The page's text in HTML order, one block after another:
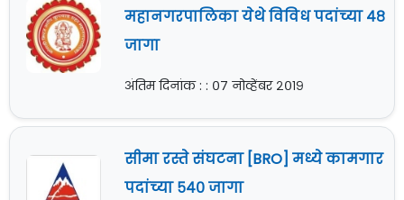
महानगरपालिका येथे विविध पदांच्या ४८
जागा
अंतिम दिनांक : : ०७ नोव्हेंबर २०१९
सीमा रस्ते संघटना [BRO] मध्ये कामगार
पदांच्या ५४० जागा